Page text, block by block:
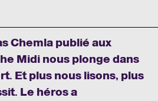
Chemla publié aux
Midi nous plonge dans
Et plus nous lisons, plus
Le héros a